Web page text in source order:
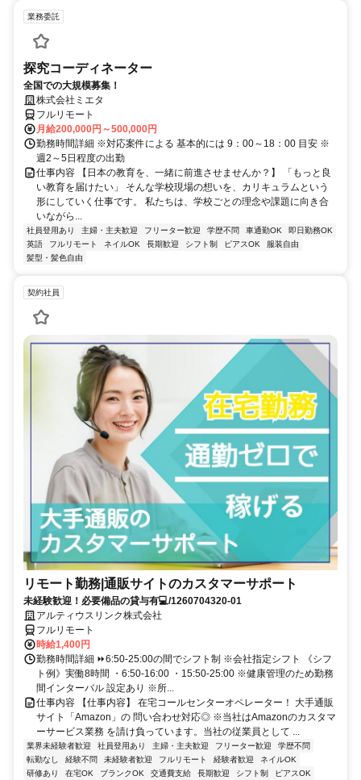
業務委託
探究コーディネーター
全国での大規模募集！
株式会社ミエタ
フルリモート
月給200,000円～500,000円
勤務時間詳細 ※対応案件による 基本的には 9：00～18：00 目安 ※
週2～5日程度の出勤
仕事内容 【日本の教育を、一緒に前進させませんか？】 「もっと良
い教育を届けたい」 そんな学校現場の想いを、カリキュラムという
形にしていく仕事です。 私たちは、学校ごとの理念や課題に向き合
いながら...
社員登用あり 主婦・主夫歓迎 フリーター歓迎 学歴不問 車通勤OK
即日勤務OK
英語
フルリモート ネイルOK 長期歓迎 シフト制 ピアスOK
服装自由
髪型・髪色自由
契約社員
リモート勤務|通販サイトのカスタマーサポート
未経験歓迎！必要備品の貸与有💻/1260704320-01
アルティウスリンク株式会社
フルリモート
時給1,400円
勤務時間詳細 ⏩6:50-25:00の間でシフト制 ※会社指定シフト 《シフ
ト例》実働8時間 ・6:50-16:00 ・15:50-25:00 ※健康管理のため勤務
間インターバル 設定あり ※所...
仕事内容 【仕事内容】 在宅コールセンターオペレーター！ 大手通販
サイト「Amazon」の 問い合わせ対応◎ ※当社はAmazonのカスタマ
ーサービス業務 を請け負っています。当社の従業員として ...
業界未経験者歓迎 社員登用あり 主婦・主夫歓迎 フリーター歓迎
学歴不問
転勤なし
経験不問 未経験者歓迎 フルリモート 経験者歓迎
ネイルOK
研修あり
在宅OK ブランクOK 交通費支給 長期歓迎 シフト制
ピアスOK